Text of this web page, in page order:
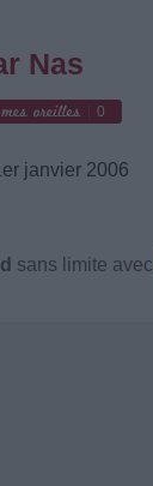
Nas
0
janvier 2006
sans limite avec